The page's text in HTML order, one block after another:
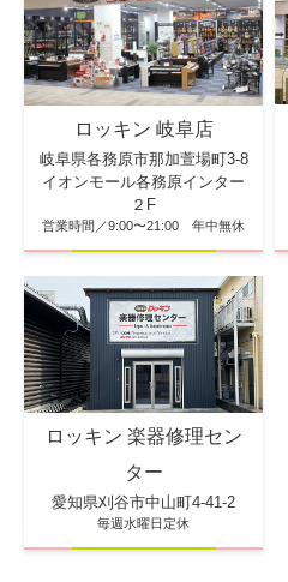
ロッキン 岐阜店
岐阜県各務原市那加萱場町3-8
イオンモール各務原インター
２F
営業時間／9:00〜21:00 年中無休
ロッキン 楽器修理セン
ター
愛知県刈谷市中山町4-41-2
毎週水曜日定休